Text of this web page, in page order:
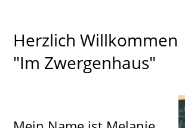
HerzlichWillkommen
"Im Zwergenhaus"